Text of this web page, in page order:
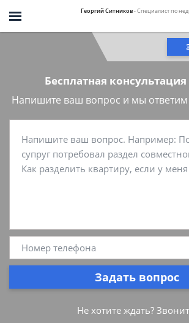
Георгий Ситников- Специалист по
Бесплатная
Напишите ваш вопрос и мы ответим
Задать вопрос
Не хотите ждать?